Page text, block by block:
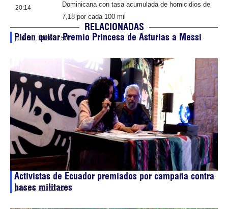
20:14
Dominicana con tasa acumulada de homicidios de
7,18 por cada 100 mil
RELACIONADAS
Piden quitar Premio Princesa de Asturias a Messi
julio 30, 202607:50
Activistas de Ecuador premiados por campaña contra
bases militares
julio 24, 202617:05